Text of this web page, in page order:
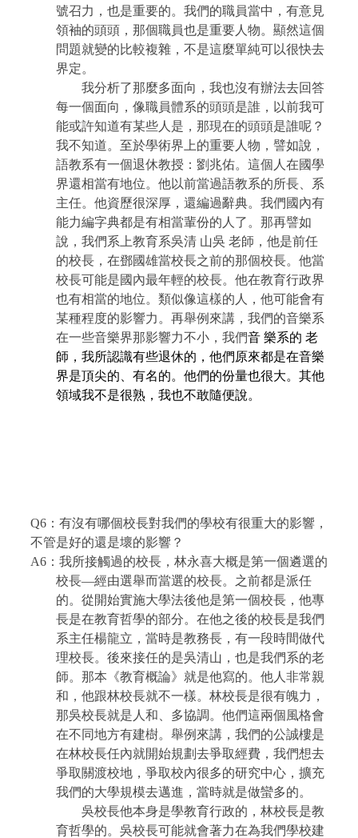
號召力，也是重要的。我們的職員當中，有意見
領袖的頭頭，那個職員也是重要人物。顯然這個
問題就變的比較複雜，不是這麼單純可以很快去
界定。
我分析了那麼多面向，我也沒有辦法去回答
每一個面向，像職員體系的頭頭是誰，以前我可
能或許知道有某些人是，那現在的頭頭是誰呢？
我不知道。至於學術界上的重要人物，譬如說，
語教系有一個退休教授：劉兆佑。這個人在國學
界還相當有地位。他以前當過語教系的所長、系
主任。他資歷很深厚，還編過辭典。我們國內有
能力編字典都是有相當輩份的人了。那再譬如
說，我們系上教育系吳清 山吳 老師，他是前任
的校長，在鄧國雄當校長之前的那個校長。他當
校長可能是國內最年輕的校長。他在教育行政界
也有相當的地位。類似像這樣的人，他可能會有
某種程度的影響力。再舉例來講，我們的音樂系
在一些音樂界那影響力不小，我們音 樂系的 老
師，我所認識有些退休的，他們原來都是在音樂
界是頂尖的、有名的。他們的份量也很大。其他
領域我不是很熟，我也不敢隨便說。
Q6 ：有沒有哪個校長對我們的學校有很重大的影響，
不管是好的還是壞的影響？
A6 ：我所接觸過的校長，林永喜大概是第一個遴選的
校長—經由選舉而當選的校長。之前都是派任
的。從開始實施大學法後他是第一個校長，他專
長是在教育哲學的部分。在他之後的校長是我們
系主任楊龍立，當時是教務長，有一段時間做代
理校長。後來接任的是吳清山，也是我們系的老
師。那本《教育概論》就是他寫的。他人非常親
和，他跟林校長就不一樣。林校長是很有魄力，
那吳校長就是人和、多協調。他們這兩個風格會
在不同地方有建樹。舉例來講，我們的公誠樓是
在林校長任內就開始規劃去爭取經費，我們想去
爭取關渡校地，爭取校內很多的研究中心，擴充
我們的大學規模去邁進，當時就是做蠻多的。
吳校長他本身是學教育行政的，林校長是教
育哲學的。吳校長可能就會著力在為我們學校建